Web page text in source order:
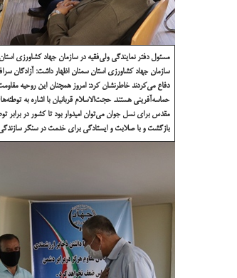
مسئول دفتر نمایندگی ولی‌فقیه در سازمان جهاد کشاورزی
سازمان جهاد کشاورزی استان سمنان اظهار داشت: آزادگان
دفاع می‌کردند خاطرنشان کرد: امروز همچنان این روحیه
حماسه‌آفرینی هستند. حجت‌الاسلام قربانیان با اشاره به
مقدس برای نسل جوان می‌توان امیدوار بود تا کشور در برابر
بازگشت و با صلابت و ایستادگی برای خدمت در سنگر سازندگی